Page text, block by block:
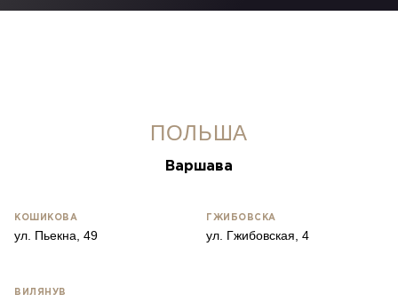
ПОЛЬША
Варшава
КОШИКОВА
ул. Пьекна, 49
ГЖИБОВСКА
ул. Гжибовская, 4
ВИЛЯНУВ